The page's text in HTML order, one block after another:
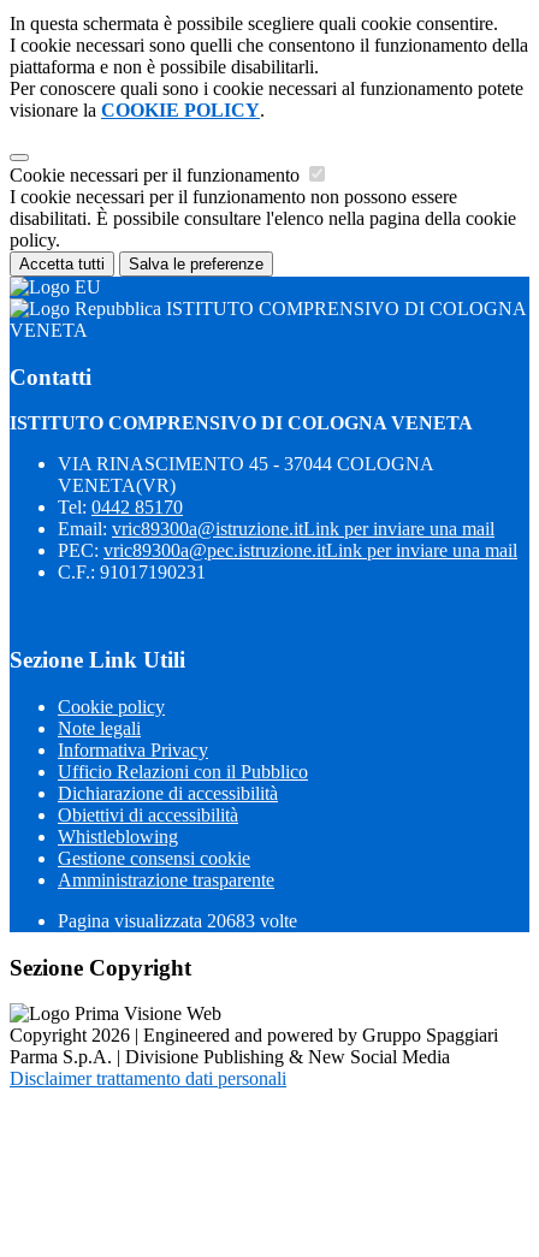
In questa schermata è possibile scegliere quali cookie consentire.
I cookie necessari sono quelli che consentono il funzionamento della
piattaforma e non è possibile disabilitarli.
Per conoscere quali sono i cookie necessari al funzionamento potete
visionare la COOKIE POLICY.
Cookie necessari per il funzionamento
I cookie necessari per il funzionamento non possono essere
disabilitati. È possibile consultare l'elenco nella pagina della cookie
policy.
Accetta tutti Salva le preferenze
ISTITUTO COMPRENSIVO DI COLOGNA
VENETA
Contatti
ISTITUTO COMPRENSIVO DI COLOGNA VENETA
VIA RINASCIMENTO 45 - 37044 COLOGNA
VENETA(VR)
Tel: 0442 85170
Email: vric89300a@istruzione.itLink per inviare una mail
PEC: vric89300a@pec.istruzione.itLink per inviare una mail
C.F.: 91017190231
Sezione Link Utili
Cookie policy
Note legali
Informativa Privacy
Ufficio Relazioni con il Pubblico
Dichiarazione di accessibilità
Obiettivi di accessibilità
Whistleblowing
Gestione consensi cookie
Amministrazione trasparente
Pagina visualizzata 20683 volte
Sezione Copyright
Copyright 2026 | Engineered and powered by Gruppo Spaggiari
Parma S.p.A. | Divisione Publishing & New Social Media
Disclaimer trattamento dati personali